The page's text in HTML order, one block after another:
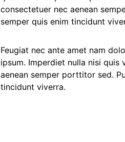
consectetuer nec aenean
semper quis enim tincidunt
Feugiat nec ante amet nam
ipsum. Imperdiet nulla nisi quis
aenean semper porttitor sed.
tincidunt viverra.